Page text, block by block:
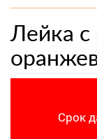
Лейка с
Срок